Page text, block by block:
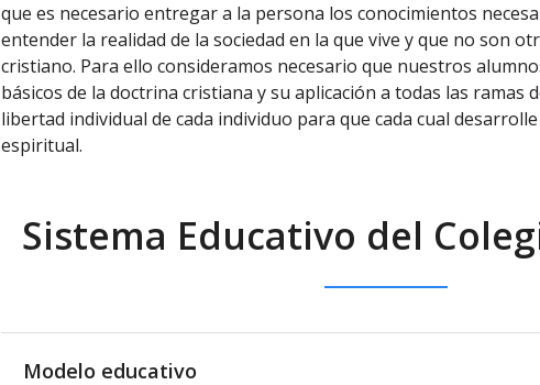
que es necesario entregar a la persona los conocimientos
entender la realidad de la sociedad en la que vive y que no son
cristiano. Para ello consideramos necesario que nuestros
básicos de la doctrina cristiana y su aplicación a todas las ramas
libertad individual de cada individuo para que cada cual
espiritual.
Sistema Educativo del
Modelo educativo